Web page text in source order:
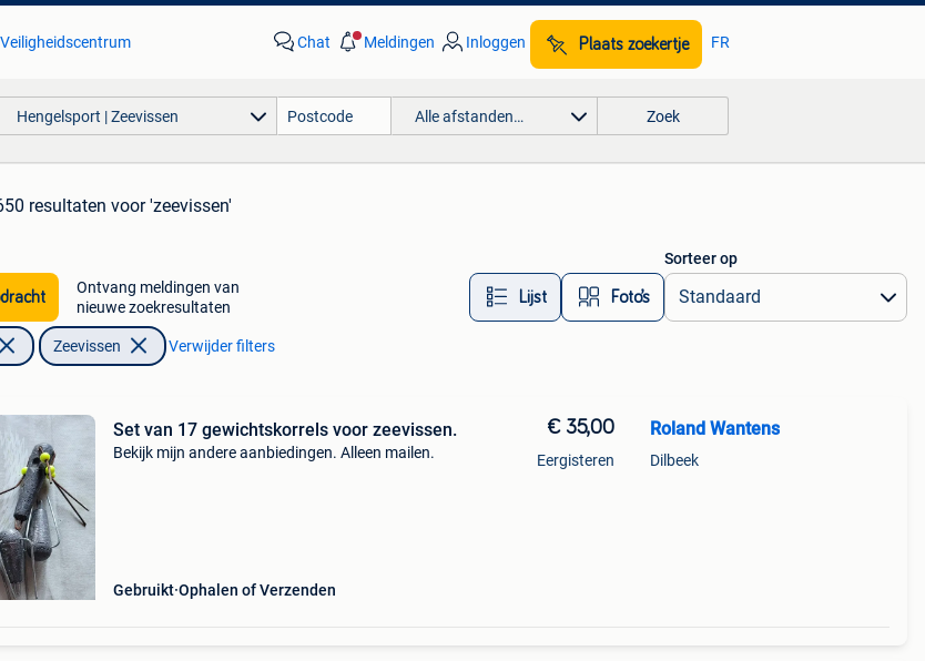
Veiligheidscentrum Chat Meldingen Inloggen Plaats zoekertje FR
Hengelsport | Zeevissen Alle afstanden… Zoek
resultaten voor 'zeevissen'
Ontvang meldingen van
nieuwe zoekresultaten
Lijst Foto’s
Sorteer op
Zeevissen Verwijder filters
Set van 17 gewichtskorrels voor zeevissen.
Bekijk mijn andere aanbiedingen. Alleen mailen.
Gebruikt Ophalen of Verzenden
€ 35,00
Eergisteren
Roland Wantens
Dilbeek